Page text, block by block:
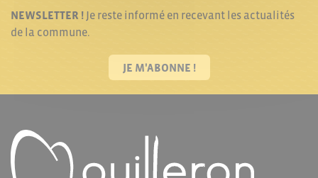
NEWSLETTER ! Je reste informé en recevant les actualités
de la commune.
JE M'ABONNE !